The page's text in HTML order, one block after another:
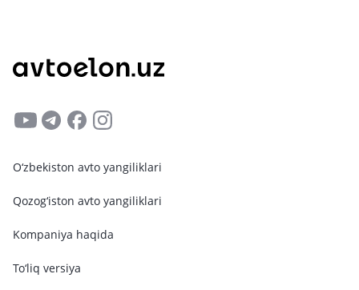
O‘zbekiston avto yangiliklari
Qozog‘iston avto yangiliklari
Kompaniya haqida
To‘liq versiya